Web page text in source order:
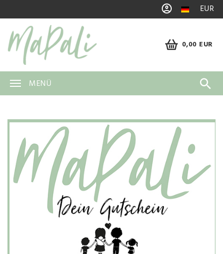
EUR
0,00 EUR
MENÜ